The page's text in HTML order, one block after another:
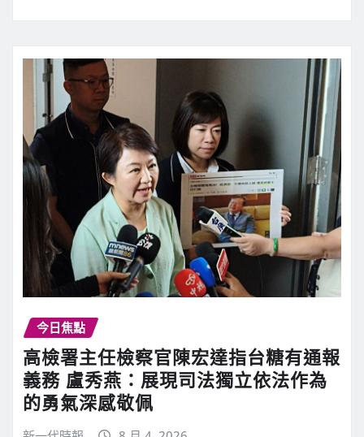
今日焦點
高檢署主任檢察官陳宏達指台糖有通報
義務 盧秀燕：展現司法獨立依法作為
的勇氣深感敬佩